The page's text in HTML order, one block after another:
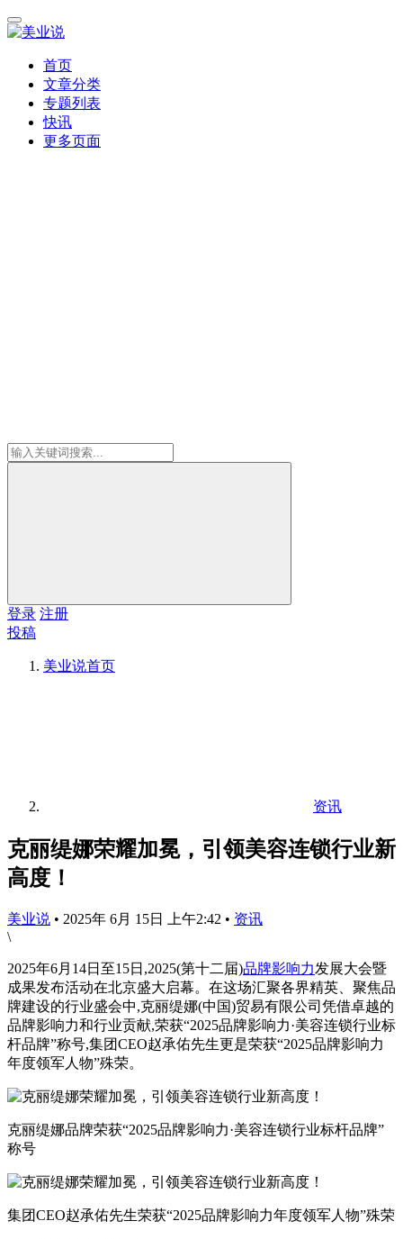
首页
文章分类
专题列表
快讯
更多页面
登录 注册
投稿
美业说首页
资讯
克丽缇娜荣耀加冕，引领美容连锁行业新
高度！
美业说 • 2025年 6月 15日 上午2:42 • 资讯
\
2025年6月14日至15日,2025(第十二届)品牌影响力发展大会暨
成果发布活动在北京盛大启幕。在这场汇聚各界精英、聚焦品
牌建设的行业盛会中,克丽缇娜(中国)贸易有限公司凭借卓越的
品牌影响力和行业贡献,荣获“2025品牌影响力·美容连锁行业标
杆品牌”称号,集团CEO赵承佑先生更是荣获“2025品牌影响力
年度领军人物”殊荣。
克丽缇娜品牌荣获“2025品牌影响力·美容连锁行业标杆品牌”
称号
集团CEO赵承佑先生荣获“2025品牌影响力年度领军人物”殊荣